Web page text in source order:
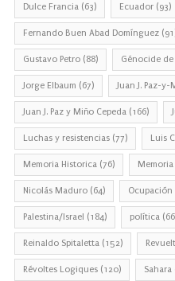
Dulce Francia (63) Ecuador (93)
Fernando Buen Abad Domínguez
Gustavo Petro (88) Génocide de
Jorge Elbaum (67) Juan J. Paz-y-
Juan J. Paz y Miño Cepeda (166)
Luchas y resistencias (77) Luis
Memoria Historica (76)
Nicolás Maduro (64)
Palestina/Israel (184) política
Reinaldo Spitaletta (152)
Révoltes Logiques (120)